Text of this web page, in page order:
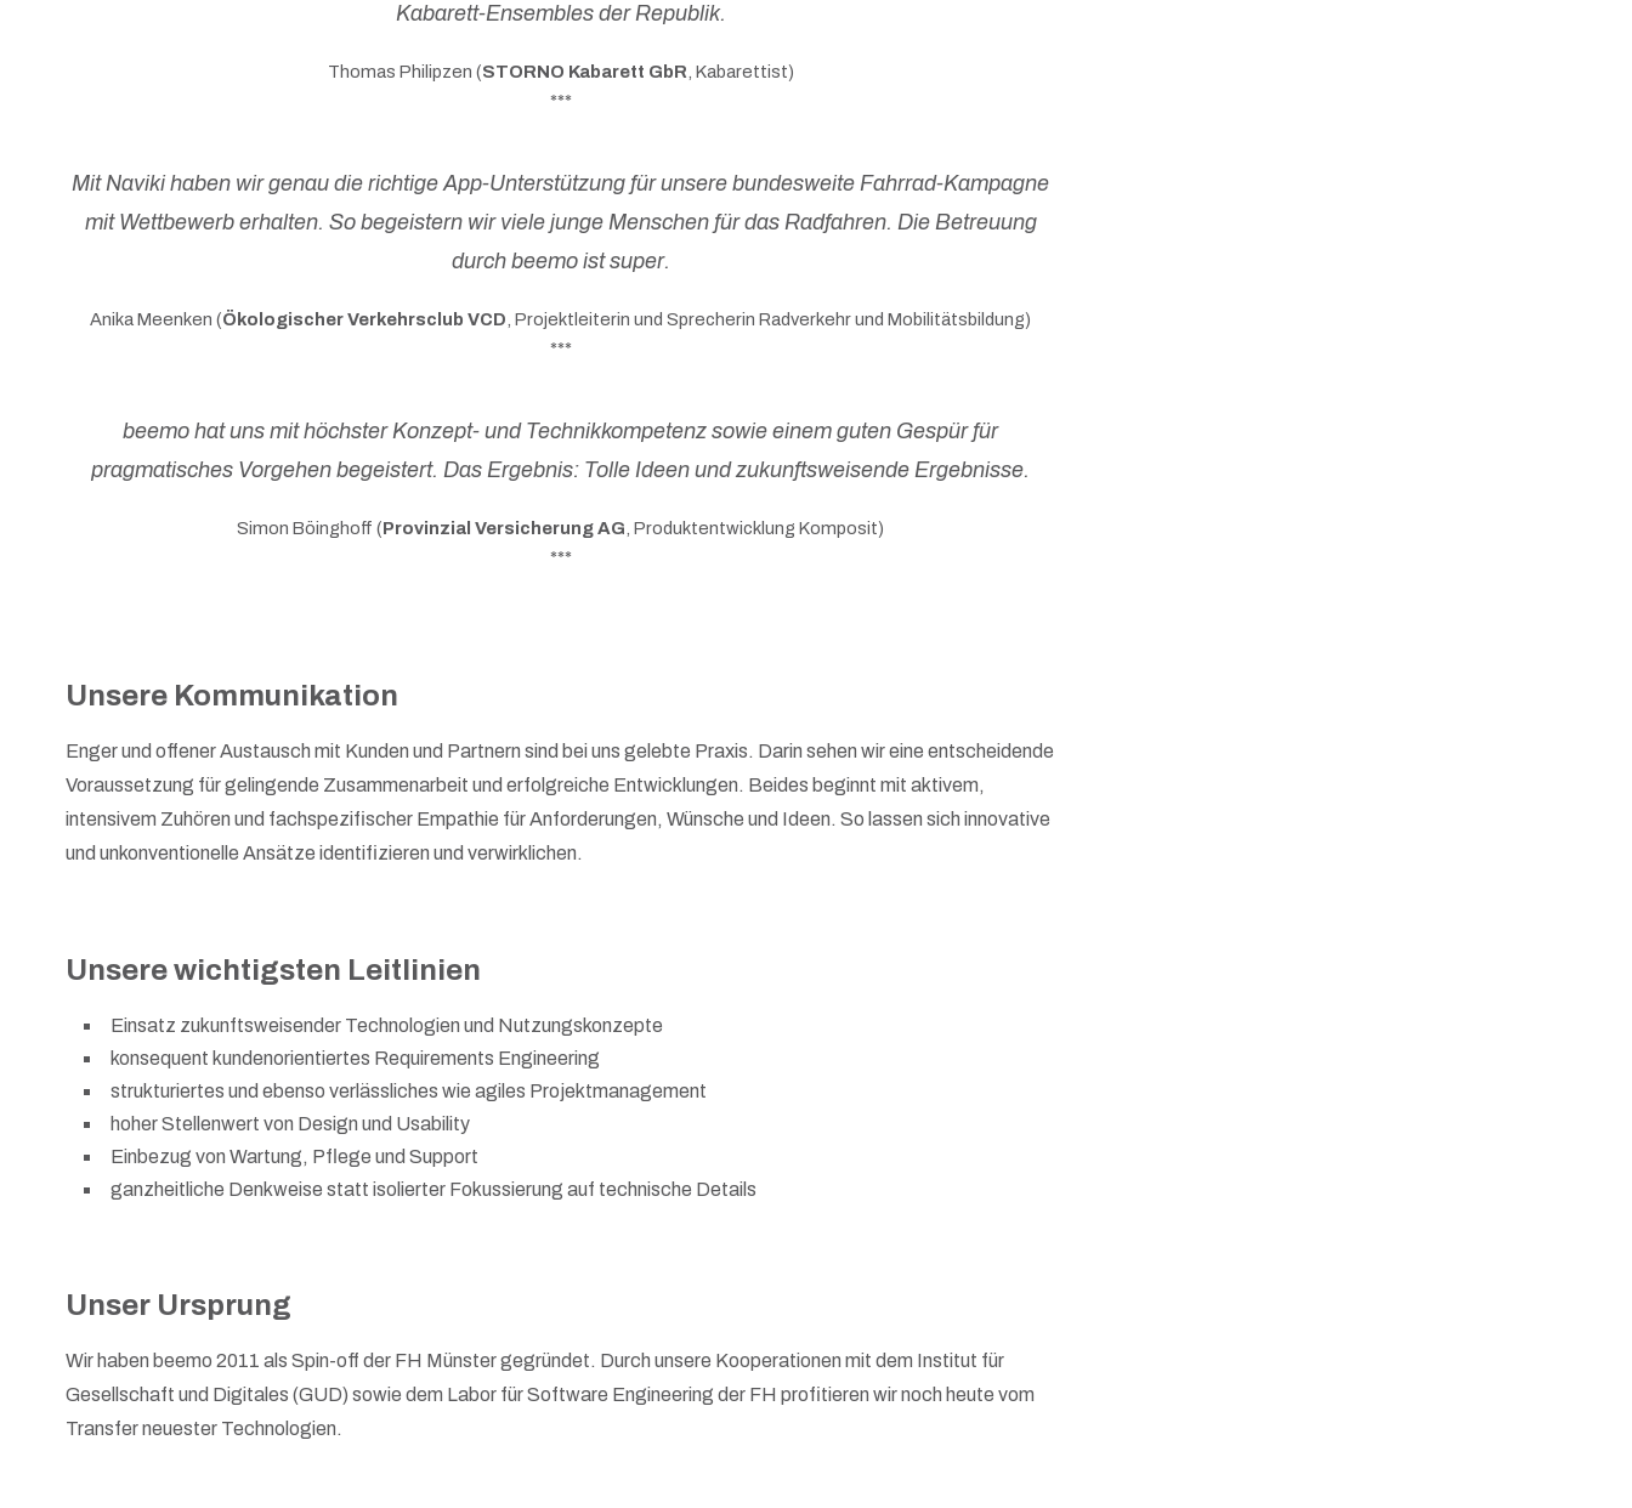
Kabarett-Ensembles der Republik.
Thomas Philipzen (STORNO Kabarett GbR, Kabarettist)
***
Mit Naviki haben wir genau die richtige App-Unterstützung für unsere bundesweite Fahrrad-Kampagne
mit Wettbewerb erhalten. So begeistern wir viele junge Menschen für das Radfahren. Die Betreuung
durch beemo ist super.
Anika Meenken (Ökologischer Verkehrsclub VCD, Projektleiterin und Sprecherin Radverkehr und Mobilitätsbildung)
***
beemo hat uns mit höchster Konzept- und Technikkompetenz sowie einem guten Gespür für
pragmatisches Vorgehen begeistert. Das Ergebnis: Tolle Ideen und zukunftsweisende Ergebnisse.
Simon Böinghoff (Provinzial Versicherung AG, Produktentwicklung Komposit)
***
Unsere Kommunikation
Enger und offener Aus­tausch mit Kunden und Partnern sind bei uns gelebte Praxis. Darin sehen wir eine entscheidende
Voraussetzung für gelingende Zusammen­arbeit und erfolg­reiche Entwick­lungen. Beides beginnt mit aktivem,
intensivem Zuhören und fachspezifischer Empathie für Anforderungen, Wünsche und Ideen. So lassen sich innovative
und unkon­ven­tio­nelle Ansätze identifizieren und verwirklichen.
Unsere wichtigsten Leitlinien
Einsatz zukunftsweisender Technologien und Nutzungskonzepte
konsequent kundenorientiertes Requirements Engineering
strukturiertes und ebenso verlässliches wie agiles Projektmanagement
hoher Stellenwert von Design und Usability
Einbezug von Wartung, Pflege und Support
ganzheitliche Denkweise statt isolierter Fokussierung auf technische Details
Unser Ursprung
Wir haben beemo 2011 als Spin-off der FH Münster gegründet. Durch unsere Kooperationen mit dem Institut für
Gesellschaft und Digitales (GUD) sowie dem Labor für Software Engineering der FH profitieren wir noch heute vom
Transfer neuester Technologien.